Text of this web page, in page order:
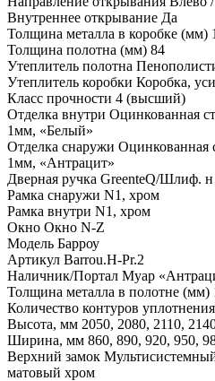
Внутреннее открывание Да
Толщина металла в коробке (мм) 1
Толщина полотна (мм) 84
Утеплитель полотна
Утеплитель коробки Коробка,
Класс прочности 4 (высший)
Отделка внутри Оцинкованная
1мм, «Белый»
Отделка снаружи Оцинкованная
1мм, «Антрацит»
Дверная ручка GreenteQ/Шлиф. н
Рамка снаружи N1, хром
Рамка внутри N1, хром
Окно Окно N-Z
Модель Барроу
Артикул Barrou.H-Pr.2
Наличник/Портал Муар
Толщина металла в полотне (мм)
Количество контуров
Высота, мм 2050, 2080, 2110,
Ширина, мм 860, 890, 920, 950,
Верхний замок
матовый хром